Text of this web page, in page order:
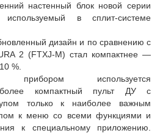
настенный блок новой серии
в сплит-системе
дизайн и по сравнению с
2 (FTXJ-M) стал компактнее —
%.
используется
более компактный пульт ДУ с
только к наиболее важным
к меню со всеми функциями и
к специальному приложению.